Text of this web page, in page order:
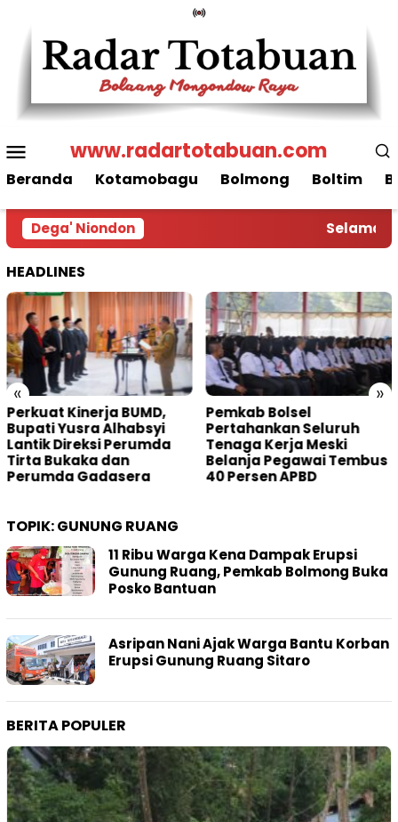
konten
Menu
Mobile
www.radartotabuan.com
Beranda Kotamobagu Bolmong Boltim
Dega' Niondon Selamat
HEADLINES
« »
Pemkab Bolsel
Pertahankan Seluruh
Tenaga Kerja Meski
Belanja Pegawai Tembus
40 Persen APBD
Main PETI di
Oknum Hakim
ke Mahkamah
TOPIK:GUNUNG RUANG
11 Ribu Warga Kena Dampak Erupsi
Gunung Ruang, Pemkab Bolmong Buka
Posko Bantuan
Asripan Nani Ajak Warga Bantu Korban
Erupsi Gunung Ruang Sitaro
BERITA POPULER